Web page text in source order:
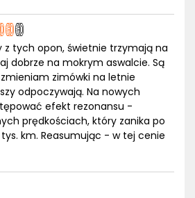
z tych opon, świetnie trzymają na
dobrze na mokrym aswalcie. Są
zimówki na letnie
odpoczywają. Na nowych
efekt rezonansu -
prędkościach, który zanika po
tys. km. Reasumując - w tej cenie